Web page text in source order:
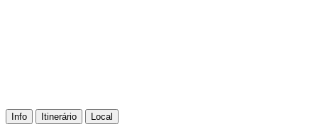
Info Itinerário Local